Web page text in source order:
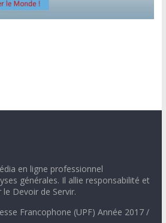
en ligne professionnel
générales. Il allie responsabilité et
Devoir de Servir.
Francophone (UPF) Année 2017 /